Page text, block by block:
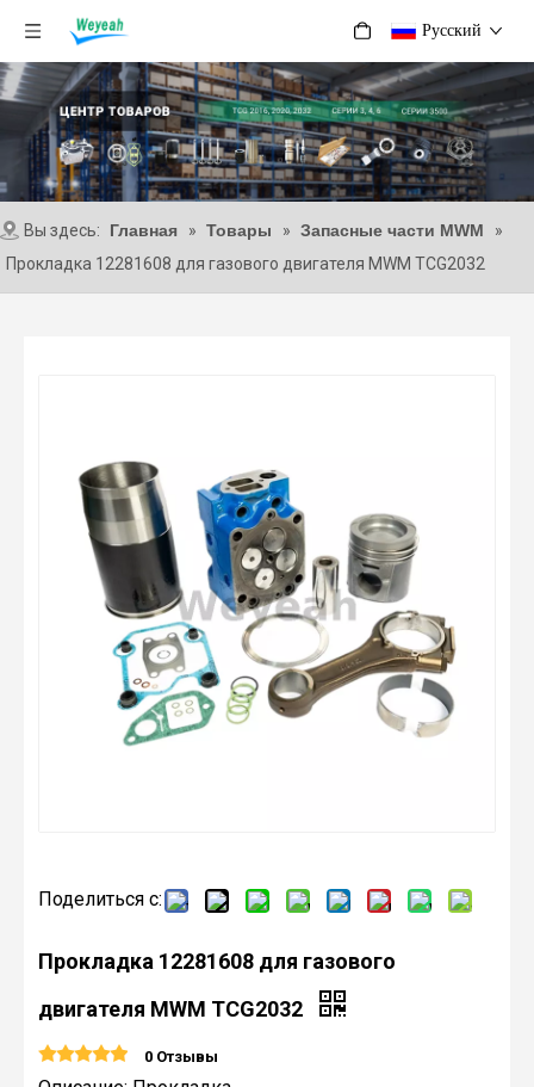
Pусский
Вы здесь: Главная » Товары » Запасные части MWM
»
Прокладка 12281608 для газового двигателя MWM TCG2032
Поделиться с:
Прокладка 12281608 для газового
двигателя MWM TCG2032
0 Отзывы